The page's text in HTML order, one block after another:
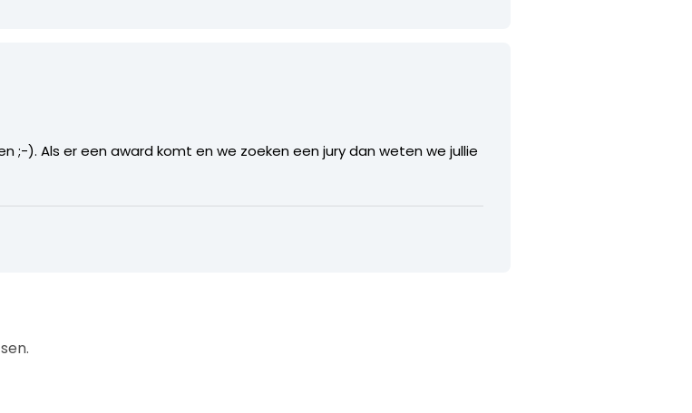
;-). Als er een award komt en we zoeken een jury dan weten we jullie